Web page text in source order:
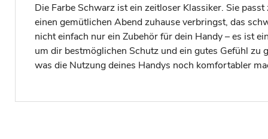
Die Farbe Schwarz ist ein zeitloser Klassiker. Sie
einen gemütlichen Abend zuhause verbringst, das
nicht einfach nur ein Zubehör für dein Handy – es ist
um dir bestmöglichen Schutz und ein gutes Gefühl zu
was die Nutzung deines Handys noch komfortabler